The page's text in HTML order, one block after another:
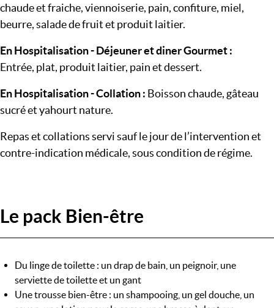
chaude et fraiche, viennoiserie, pain, confiture, miel,
beurre, salade de fruit et produit laitier.
En Hospitalisation - Déjeuner et diner Gourmet :
Entrée, plat, produit laitier, pain et dessert.
En Hospitalisation - Collation : Boisson chaude, gâteau
sucré et yahourt nature.
Repas et collations servi sauf le jour de l’intervention et
contre-indication médicale, sous condition de régime.
Le pack Bien-être
Du linge de toilette : un drap de bain, un peignoir, une
serviette de toilette et un gant
Une trousse bien-être : un shampooing, un gel douche, un